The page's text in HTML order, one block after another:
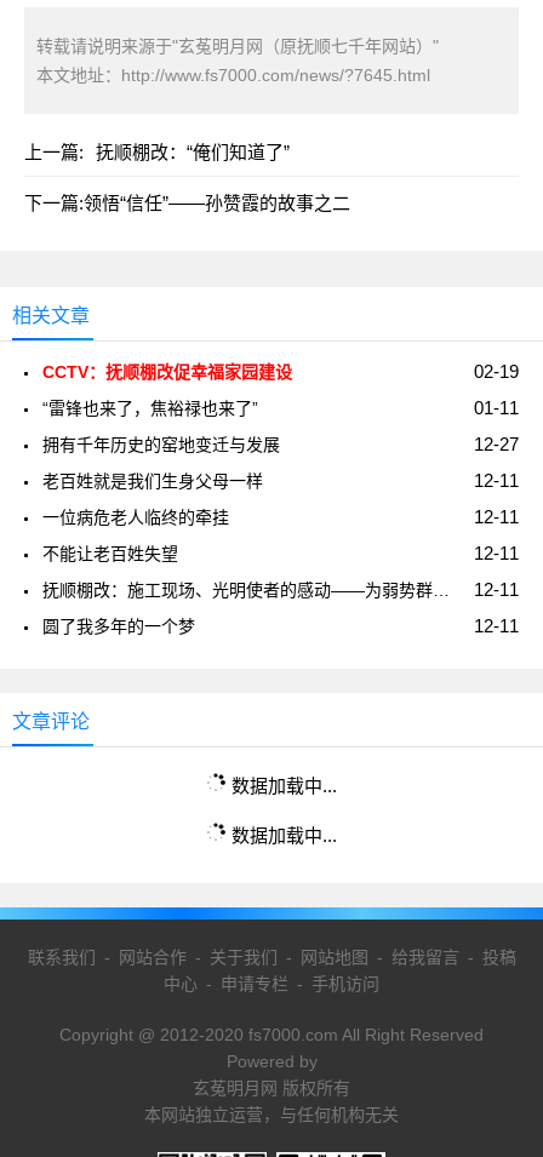
转载请说明来源于"玄菟明月网（原抚顺七千年网站）"
本文地址： http://www.fs7000.com/news/?7645.html
上一篇: 抚顺棚改：“俺们知道了”
下一篇:领悟“信任”――孙赞霞的故事之二
相关文章
02-19
CCTV：抚顺棚改促幸福家园建设
01-11
“雷锋也来了，焦裕禄也来了”
12-27
拥有千年历史的窑地变迁与发展
12-11
老百姓就是我们生身父母一样
12-11
一位病危老人临终的牵挂
12-11
不能让老百姓失望
12-11
12-11
圆了我多年的一个梦
文章评论
数据加载中...
数据加载中...
联系我们 - 网站合作- 关于我们 - 网站地图 - 给我留言 - 投稿
中心 - 申请专栏 - 手机访问
Copyright @ 2012-2020 fs7000.com All Right Reserved
Powered by
玄菟明月网 版权所有
本网站独立运营，与任何机构无关